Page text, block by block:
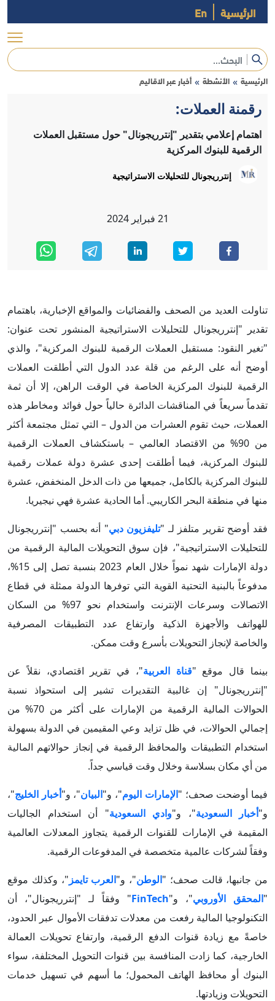
الرئيسية En
الرئيسية » الأنشطة » أخبار عبر الاقاليم
رقمنة العملات:
اهتمام إعلامي بتقدير "إنترريجونال" حول مستقبل العملات
الرقمية للبنوك المركزية
إنترريجونال للتحليلات الاستراتيجية
21 فبراير 2024
تناولت العديد من الصحف والفضائيات والمواقع الإخبارية، باهتمام
تقدير "إنترريجونال للتحليلات الاستراتيجية المنشور تحت عنوان:
"تغير النقود: مستقبل العملات الرقمية للبنوك المركزية"، والذي
أوضح أنه على الرغم من قلة عدد الدول التي أطلقت العملات
الرقمية للبنوك المركزية الخاصة في الوقت الراهن، إلا أن ثمة
تقدماً سريعاً في المناقشات الدائرة حالياً حول فوائد ومخاطر هذه
العملات، حيث تقوم العشرات من الدول – التي تمثل مجتمعة أكثر
من 90% من الاقتصاد العالمي – باستكشاف العملات الرقمية
للبنوك المركزية، فيما أطلقت إحدى عشرة دولة عملات رقمية
للبنوك المركزية بالكامل، جميعها من ذات الدخل المنخفض، عشرة
منها في منطقة البحر الكاريبي. أما الحادية عشرة فهي نيجيريا.
فقد أوضح تقرير متلفز لـ "تليفزيون دبي" أنه بحسب "إنترريجونال
للتحليلات الاستراتيجية"، فإن سوق التحويلات المالية الرقمية من
دولة الإمارات شهد نمواً خلال العام 2023 بنسبة تصل إلى 15%،
مدفوعاً بالبنية التحتية القوية التي توفرها الدولة ممثلة في قطاع
الاتصالات وسرعات الإنترنت واستخدام نحو 97% من السكان
للهواتف والأجهزة الذكية وارتفاع عدد التطبيقات المصرفية
والخاصة لإنجاز التحويلات بأسرع وقت ممكن.
بينما قال موقع "قناة العربية"، في تقرير اقتصادي، نقلاً عن
"إنترريجونال" إن غالبية التقديرات تشير إلى استحواذ نسبة
الحوالات المالية الرقمية من الإمارات على أكثر من 70% من
إجمالي الحوالات، في ظل تزايد وعي المقيمين في الدولة بسهولة
استخدام التطبيقات والمحافظ الرقمية في إنجاز حوالاتهم المالية
من أي مكان بسلاسة وخلال وقت قياسي جداً.
فيما أوضحت صحف؛ "الإمارات اليوم"، و"البيان"، و"أخبار الخليج"،
و"أخبار السعودية"، و"وادي السعودية" أن استخدام الجاليات
المقيمة في الإمارات للقنوات الرقمية يتجاوز المعدلات العالمية
وفقاً لشركات عالمية متخصصة في المدفوعات الرقمية.
من جانبها، قالت صحف؛ "الوطن"، و"العرب تايمز "، وكذلك موقع
"المحقق الأوروبي"، و"FinTech" وفقاً لـ "إنترريجونال"، أن
التكنولوجيا المالية رفعت من معدلات تدفقات الأموال عبر الحدود،
خاصةً مع زيادة قنوات الدفع الرقمية، وارتفاع تحويلات العمالة
الخارجية، كما زادت المنافسة بين قنوات التحويل المختلفة، سواء
البنوك أو محافظ الهاتف المحمول؛ ما أسهم في تسهيل خدمات
التحويلات وزيادتها.